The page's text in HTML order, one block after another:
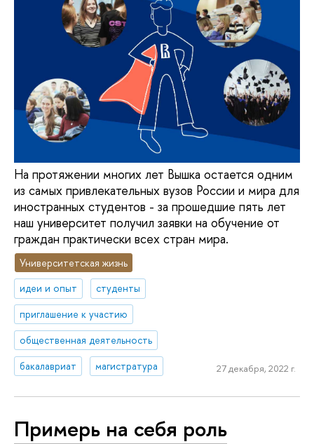
На протяжении многих лет Вышка остается одним
из самых привлекательных вузов России и мира для
иностранных студентов - за прошедшие пять лет
наш университет получил заявки на обучение от
граждан практически всех стран мира.
Университетская жизнь
идеи и опыт
студенты
приглашение к участию
общественная деятельность
бакалавриат
магистратура 27 декабря, 2022 г.
Примерь на себя роль